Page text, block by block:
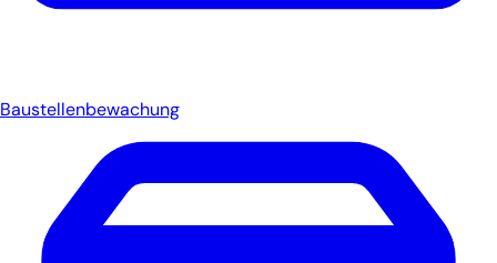
Baustellenbewachung